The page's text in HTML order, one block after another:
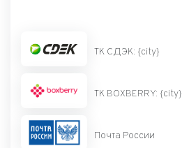
ТК СДЭК: {city}
ТК BOXBERRY: {city}
Почта России